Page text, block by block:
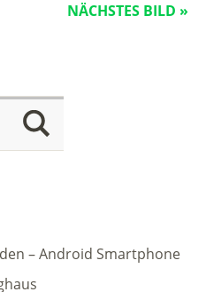
NÄCHSTES BILD »
– Android Smartphone